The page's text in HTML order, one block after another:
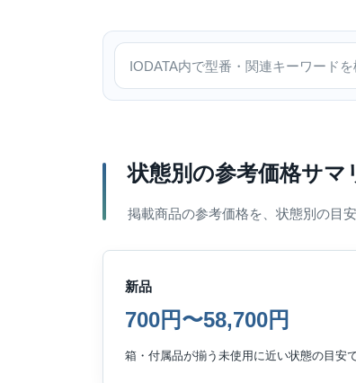
IODATA内で検索
状態別の参考価格サマ
掲載商品の参考価格を、状態別の目
新品
700円〜58,700円
箱・付属品が揃う未使用に近い状態の目安で